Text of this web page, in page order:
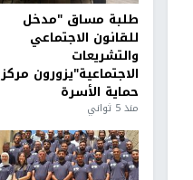
طلبة مساق "مدخل
للقانون الاجتماعي
والتشريعات
الاجتماعية"يزورون مركز
حماية الأسرة
منذ 5 ثواني